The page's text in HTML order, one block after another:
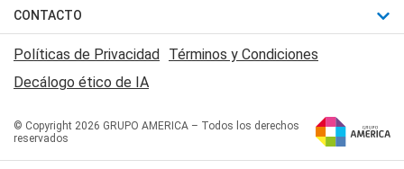
Judiciales
Economia
Trucos caseros
Series y Películas
Edictos y Solicitadas
Mundial
Automovilismo
Rugby
Básquet
Canal 7 en Vivo
San Juan 8
CONTACTO
Acerca de Nosotros
Contactanos
Políticas de Privacidad Términos y Condiciones
Decálogo ético de IA
© Copyright 2026 GRUPO AMERICA – Todos los derechos
reservados